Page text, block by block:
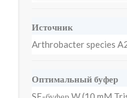
Источник
Arthrobacter species
Оптимальный буфер